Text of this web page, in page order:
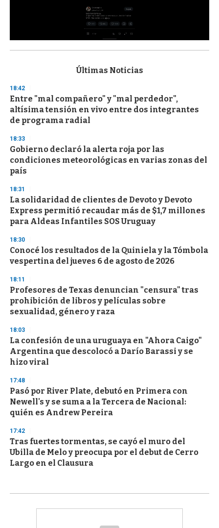
s
d
s
o
f
3
s
e
c
o
n
d
Últimas Noticias
18:42
Entre "mal compañero" y "mal perdedor",
altísima tensión en vivo entre dos integrantes
de programa radial
18:33
Gobierno declaró la alerta roja por las
condiciones meteorológicas en varias zonas del
país
18:31
La solidaridad de clientes de Devoto y Devoto
Express permitió recaudar más de $1,7 millones
para Aldeas Infantiles SOS Uruguay
18:30
Conocé los resultados de la Quiniela y la Tómbola
vespertina del jueves 6 de agosto de 2026
18:11
Profesores de Texas denuncian "censura" tras
prohibición de libros y películas sobre
sexualidad, género y raza
18:03
La confesión de una uruguaya en "Ahora Caigo"
Argentina que descolocó a Darío Barassi y se
hizo viral
17:48
Pasó por River Plate, debutó en Primera con
Newell's y se suma a la Tercera de Nacional:
quién es Andrew Pereira
17:42
Tras fuertes tormentas, se cayó el muro del
Ubilla de Melo y preocupa por el debut de Cerro
Largo en el Clausura